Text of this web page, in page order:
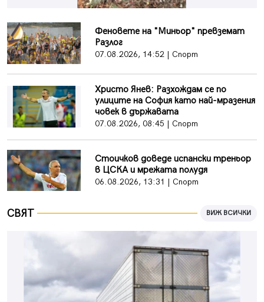
Феновете на "Миньор" превземат
Разлог
07.08.2026, 14:52 | Спорт
Христо Янев: Разхождам се по
улиците на София като най-мразения
човек в държавата
07.08.2026, 08:45 | Спорт
Стоичков доведе испански треньор
в ЦСКА и мрежата полудя
06.08.2026, 13:31 | Спорт
СВЯТ ВИЖ ВСИЧКИ